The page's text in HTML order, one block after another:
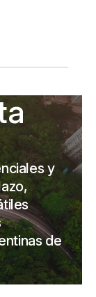
y
de